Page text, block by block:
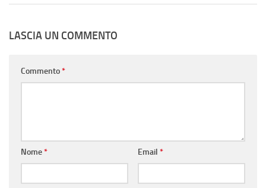
LASCIA UN COMMENTO
Commento*
Nome* Email *